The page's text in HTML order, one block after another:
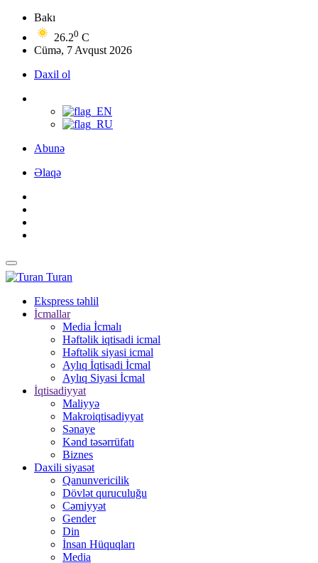
Bakı
26.20 C
Cümə, 7 Avqust 2026
Daxil ol
Abunə
Əlaqə
Turan
Ekspress təhlil
İcmallar
Media İcmalı
Həftəlik iqtisadi icmal
Həftəlik siyasi icmal
Aylıq İqtisadi İcmal
Aylıq Siyasi İcmal
İqtisadiyyat
Maliyyə
Makroiqtisadiyyat
Sənaye
Kənd təsərrüfatı
Biznes
Daxili siyasət
Qanunvericilik
Dövlət quruculuğu
Cəmiyyət
Gender
Din
İnsan Hüquqları
Media